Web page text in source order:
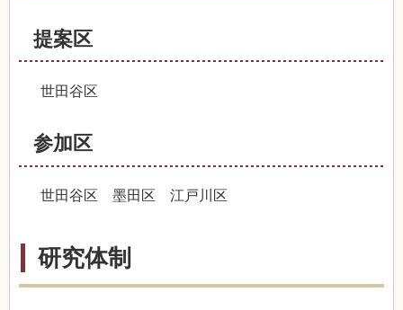
提案区
世田谷区
参加区
世田谷区 墨田区 江戸川区
研究体制